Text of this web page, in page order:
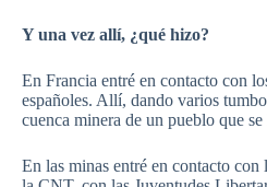
Y una vez allí, ¿qué hizo?
En Francia entré en contacto con
españoles. Allí, dando varios
cuenca minera de un pueblo que
En las minas entré en contacto con